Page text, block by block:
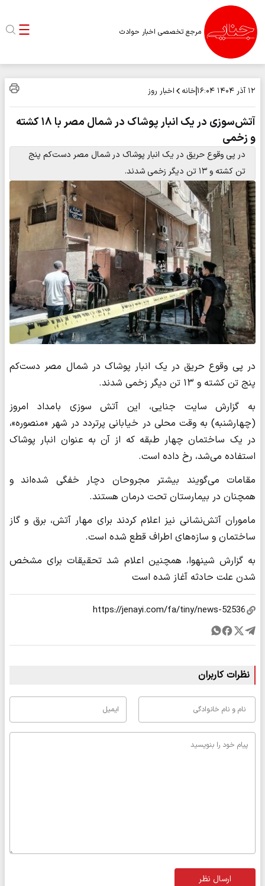
مرجع تخصصی اخبار حوادث
۱۲ آذر ۱۴۰۴ ۱۶:۰۴ خانه اخبار روز
آتش‌سوزی در یک انبار پوشاک در شمال مصر با ۱۸ کشته
و زخمی
در پی وقوع حریق در یک انبار پوشاک در شمال مصر دست‌کم پنج
تن کشته و ۱۳ تن دیگر زخمی شدند.
در پی وقوع حریق در یک انبار پوشاک در شمال مصر دست‌کم
پنج تن کشته و ۱۳ تن دیگر زخمی شدند.
به گزارش سایت جنایی، این آتش سوزی بامداد امروز
(چهارشنبه) به وقت محلی در خیابانی پرتردد در شهر «منصوره»،
در یک ساختمان چهار طبقه که از آن به عنوان انبار پوشاک
استفاده می‌شد، رخ داده است.
مقامات می‌گویند بیشتر مجروحان دچار خفگی شده‌اند و
همچنان در بیمارستان تحت درمان هستند.
ماموران ‌آتش‌نشانی نیز اعلام کردند برای مهار آتش، برق و گاز
ساختمان و سازه‌های اطراف قطع شده است.
به گزارش شینهوا، همچنین اعلام شد تحقیقات برای مشخص
شدن علت حادثه آغاز شده است
نظرات کاربران
ارسال نظر